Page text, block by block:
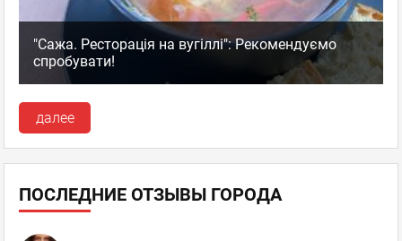
"Сажа. Ресторація на вугіллі": Рекомендуємо
спробувати!
далее
ПОСЛЕДНИЕ ОТЗЫВЫ ГОРОДА